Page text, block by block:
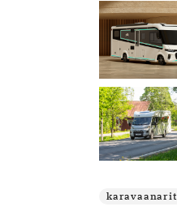
karavaanarit